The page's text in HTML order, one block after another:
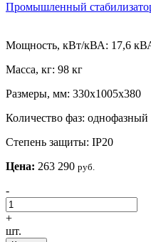
Промышленный
Мощность, кВт/кВА: 17,6
Масса, кг: 98 кг
Размеры, мм: 330х1005х380
Количество фаз: однофазный
Степень защиты: IP20
Цена: 263 290 руб.
-
+
шт.